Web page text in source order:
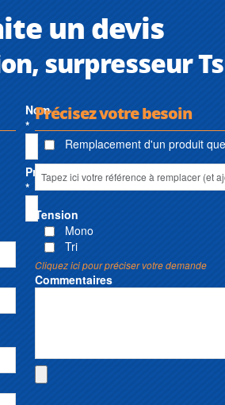
un devis
surpresseur
Nom
*
Prénom
*
Précisez votre besoin
Remplacement d'un produit
Tension
Mono
Tri
Cliquez ici pour préciser votre demande
Commentaires